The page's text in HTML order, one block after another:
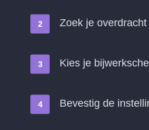
Zoek je
Kies je
Bevestig de